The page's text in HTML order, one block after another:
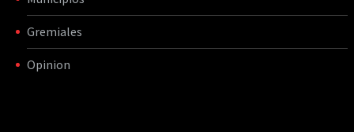
Gremiales
Opinion